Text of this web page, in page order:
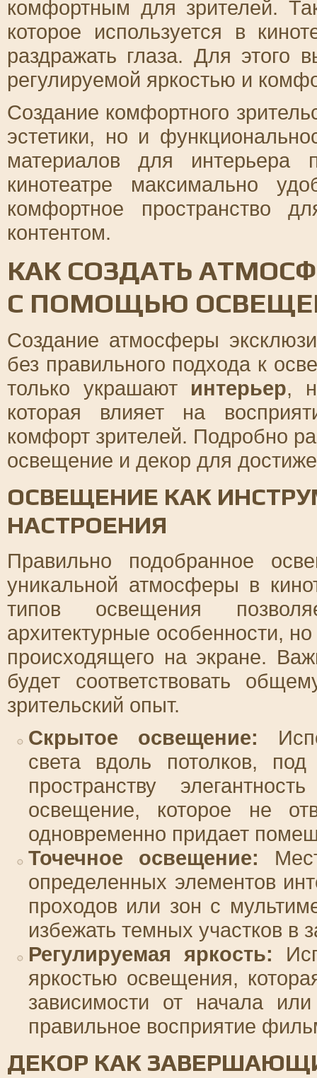
комфортным для зрителей.
которое используется в
раздражать глаза. Для
регулируемой яркостью и
Создание комфортного
эстетики, но и
материалов для интерьера
кинотеатре максимально
комфортное пространство
контентом.
КАК СОЗДАТЬ
С ПОМОЩЬЮ
Создание атмосферы
без правильного подхода к
только украшают интерьер,
которая влияет на
комфорт зрителей. Подробно
освещение и декор для
ОСВЕЩЕНИЕ КАК
НАСТРОЕНИЯ
Правильно подобранное
уникальной атмосферы в
типов освещения
архитектурные особенности,
происходящего на экране.
будет соответствовать
зрительский опыт.
Скрытое освещение:
света вдоль потолков,
пространству
освещение, которое не
одновременно придает
Точечное освещение:
определенных элементов
проходов или зон с
избежать темных участков в
Регулируемая яркость:
яркостью освещения,
зависимости от начала
правильное восприятие
ДЕКОР КАК